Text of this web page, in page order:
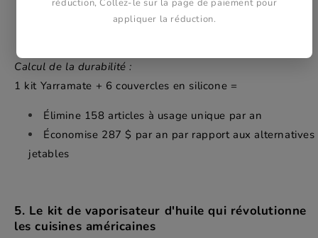
d'espace d'armoire)
Calcul de la durabilité :
1 kit Yarramate + 6 couvercles en silicone =
Élimine 158 articles à usage unique par an
Économise 287 $ par an par rapport aux alternatives
jetables
5. Le kit de vaporisateur d'huile qui révolutionne
les cuisines américaines
réduction, Collez-le sur la page de paiement pour
appliquer la réduction.